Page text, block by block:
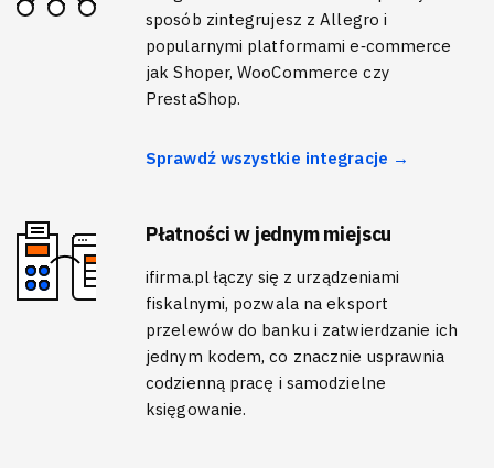
sposób zintegrujesz z Allegro i
popularnymi platformami e‑commerce
jak Shoper, WooCommerce czy
PrestaShop.
Sprawdź wszystkie integracje →
Płatności w jednym miejscu
ifirma.pl łączy się z urządzeniami
fiskalnymi, pozwala na eksport
przelewów do banku i zatwierdzanie ich
jednym kodem, co znacznie usprawnia
codzienną pracę i samodzielne
księgowanie.